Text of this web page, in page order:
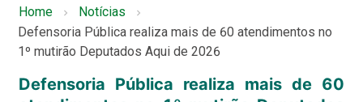
Home
Notícias
Defensoria Pública realiza mais de 60 atendimentos no
1º mutirão Deputados Aqui de 2026
Defensoria Pública realiza mais de 60